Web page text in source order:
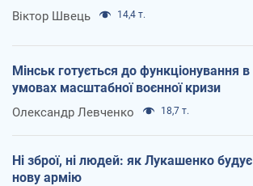
Віктор Швець 14,4 т.
Мінськ готується до функціонування в
умовах масштабної воєнної кризи
Олександр Левченко 18,7 т.
Ні зброї, ні людей: як Лукашенко будує
нову армію